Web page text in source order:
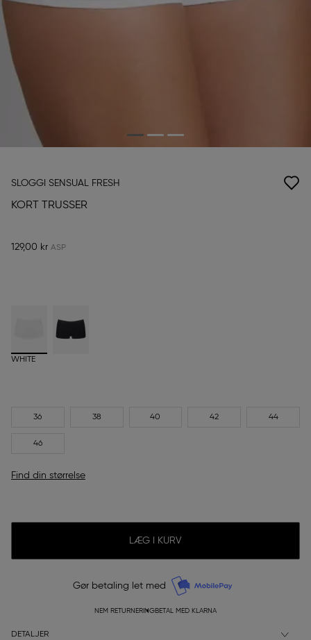
SLOGGI SENSUAL FRESH
KORT TRUSSER
129,00 kr
WHITE
36 38 40 42 44
46
Find din størrelse
LÆG I KURV
Gør betaling let med
NEM RETURNERINGBETAL MED KLARNA
DETALJER